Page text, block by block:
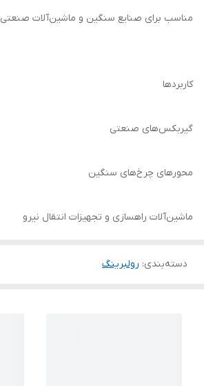
مناسب برای صنایع سنگین و ماشین‌آلات صنعتی
کاربردها
گیربکس‌های صنعتی
محورهای چرخ‌های سنگین
ماشین‌آلات راهسازی و تجهیزات انتقال نیرو
دسته‌بندی: رولبرینگ